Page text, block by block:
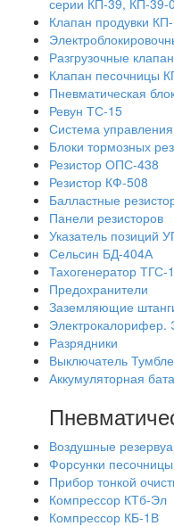
Клапан продувки
Разгрузочные
Клапан песочницы
Пневматическая
Ревун ТС-15
Система
Блоки тормозных
Резистор ОПС-438
Резистор КФ-508
Балластные
Панели резисторов
Указатель позиций
Сельсин БД-404А
Тахогенератор ТГС-
Предохранители
Заземляющие
Электрокалорифер.
Разрядники
Выключатель
Аккумуляторная
Воздушные
Форсунки песочницы
Прибор тонкой
Компрессор КТб-Эл
Компрессор КБ-1В